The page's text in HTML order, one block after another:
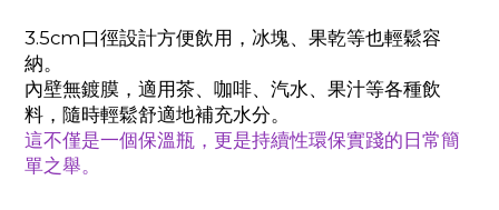
3.5cm口徑設計方便飲用，冰塊、果乾等也輕鬆容
納。
內壁無鍍膜，適用茶、咖啡、汽水、果汁等各種飲
料，隨時輕鬆舒適地補充水分。
這不僅是一個保溫瓶，更是持續性環保實踐的日常簡
單之舉。